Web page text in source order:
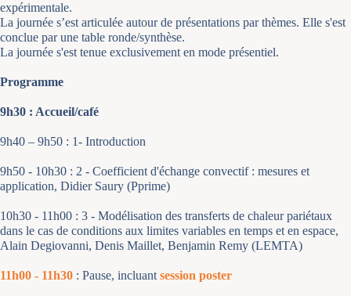
expérimentale.
La journée s’est articulée autour de présentations par thèmes. Elle s'est
conclue par une table ronde/synthèse.
La journée s'est tenue exclusivement en mode présentiel.
Programme
9h30 : Accueil/café
9h40 – 9h50 : 1- Introduction
9h50 - 10h30 : 2 - Coefficient d'échange convectif : mesures et
application, Didier Saury (Pprime)
10h30 - 11h00 : 3 - Modélisation des transferts de chaleur pariétaux
dans le cas de conditions aux limites variables en temps et en espace,
Alain Degiovanni, Denis Maillet, Benjamin Remy (LEMTA)
11h00 - 11h30 : Pause, incluant session poster